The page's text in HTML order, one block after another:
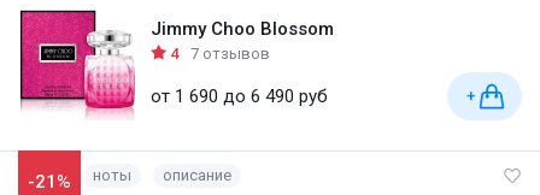
Jimmy Choo Blossom
4 7 отзывов
от 1 690 до 6 490 руб +
-21% ноты описание